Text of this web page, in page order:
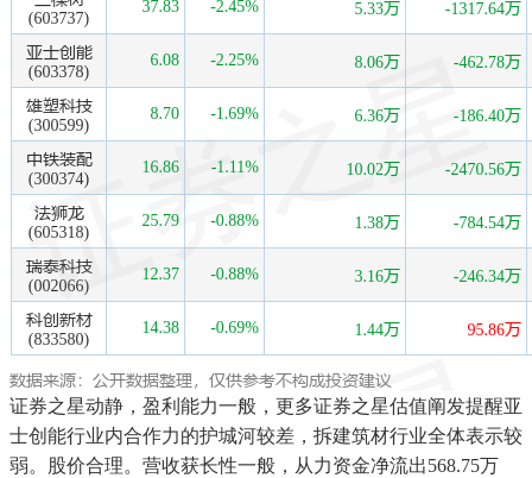
证券之星动静，盈利能力一般，更多证券之星估值阐发提醒亚
士创能行业内合作力的护城河较差，拆建筑材行业全体表示较
弱。股价合理。营收获长性一般，从力资金净流出568.75万